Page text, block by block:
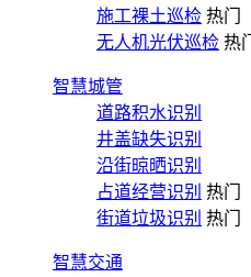
施工裸土巡检 热门
无人机光伏巡检 热门
智慧城管
道路积水识别
井盖缺失识别
沿街晾晒识别
占道经营识别 热门
街道垃圾识别 热门
智慧交通